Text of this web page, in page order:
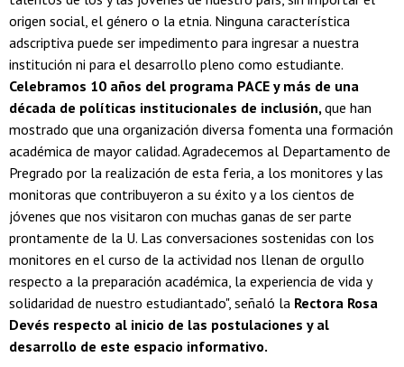
origen social, el género o la etnia. Ninguna característica
adscriptiva puede ser impedimento para ingresar a nuestra
institución ni para el desarrollo pleno como estudiante.
Celebramos 10 años del programa PACE y más de una
década de políticas institucionales de inclusión,que han
mostrado que una organización diversa fomenta una formación
académica de mayor calidad. Agradecemos al Departamento de
Pregrado por la realización de esta feria, a los monitores y las
monitoras que contribuyeron a su éxito y a los cientos de
jóvenes que nos visitaron con muchas ganas de ser parte
prontamente de la U. Las conversaciones sostenidas con los
monitores en el curso de la actividad nos llenan de orgullo
respecto a la preparación académica, la experiencia de vida y
solidaridad de nuestro estudiantado", señaló la Rectora Rosa
Devés respecto al inicio de las postulaciones y al
desarrollo de este espacio informativo.